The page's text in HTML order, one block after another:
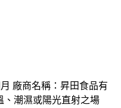
廠商名稱：昇田食品有
、潮濕或陽光直射之場